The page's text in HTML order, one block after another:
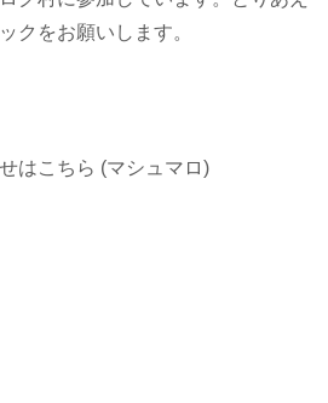
クをお願いします。
はこちら (マシュマロ)